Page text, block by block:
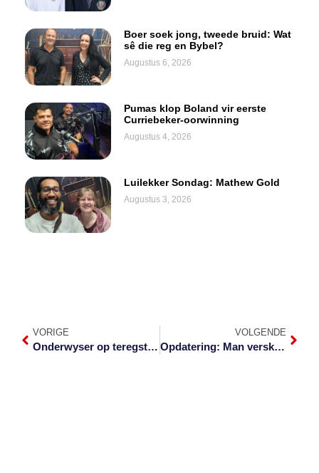
Boer soek jong, tweede bruid: Wat
sê die reg en Bybel?
Augustus 6, 2026
Pumas klop Boland vir eerste
Curriebeker-oorwinning
Augustus 4, 2026
Luilekker Sondag: Mathew Gold
Augustus 3, 2026
VORIGE
Onderwyser op teregstellingstyl doodgeskiet
VOLGENDE
Opdatering: Man verskyn vir mensehandel in Barberton